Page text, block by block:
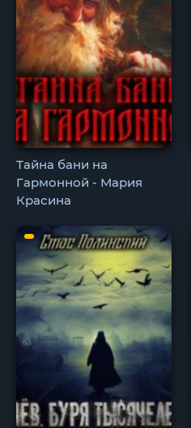
Тайна бани на
Гармонной - Мария
Красина